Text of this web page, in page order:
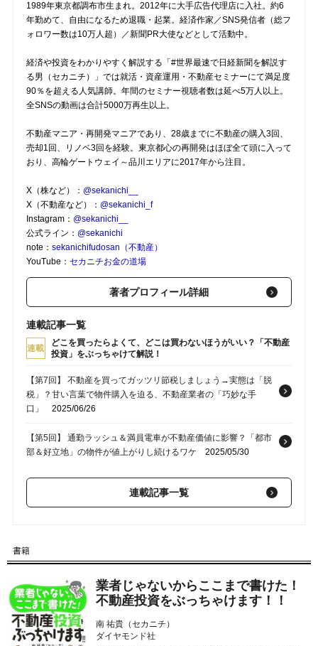
1989年東京都調布市生まれ。2012年に大手広告代理店に入社。約6
年勤めて、自由になるため退職・起業。経済作家／SNS発信者（総フ
ォロワー数は10万人超）／新聞PR大使などとして活動中。
経済や投資をわかりやすく解説する「#世界最速で日経新聞を解説す
る男（セカニチ）」では就活・資産運用・不動産セミナーにて満足度
90％を超える人気講師。年間のセミナー視聴者数は延べ5万人以上。
全SNSの動画は合計5000万再生以上。
不動産マニア・再開発マニアであり、28歳までに不動産の購入3回、
売却1回、リノベ3回を経験。東京都心の再開発はほぼ全て頭に入って
おり、高輪ゲートウェイ～品川エリアに2017年から注目。
X（株など）： @sekanichi__
X（不動産など）： @sekanichi_f
Instagram： @sekanichi__
公式ライン： @sekanichi
note： sekanichifudosan（不動産）
YouTube： セカニチお金の道場
著者プロフィール詳細
連載記事一覧
連載
どこを買ったらよくて、どこは買わないほうがいい？「不動産
投資」をぶっちゃけて解説！
【第7回】 不動産を買ってガッツリ節税しましょう→実態は「脱
税」？甘い言葉で物件購入を迫る、不動産業者の「巧妙な手
口」
2025/06/26
【第5回】 通勤ラッシュ＆満員電車が不動産価値に影響？「都市
部＆好立地」の物件が値上がりし続けるワケ 2025/05/30
【第4回】 早く自由になりたい…当時24歳・入社2年目で〈原
宿・約3,500万円〉の物件を購入、「不動産投資の最速ルート」
を爆走した元大手会社員。驚くべき行動力の結果は？
【第3回】 「持たざるリスク」の恐怖…円安・インフレ時代の
今、なぜ“東京都心の不動産”なのか？2025/05/16
【第2回】 東京23区の不動産価格、10年で2倍！都心＆好立地タ
ワマンを世界の投資家が「爆買い」している理由2025/05/09
連載記事一覧
書籍
業者じゃないからここまで書けた！
不動産投資をぶっちゃけます！！
南 祐貴（セカニチ）
ダイヤモンド社